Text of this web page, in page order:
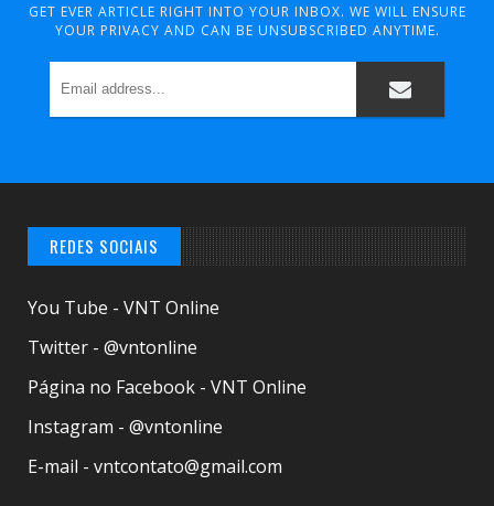
GET EVER ARTICLE RIGHT INTO YOUR INBOX. WE WILL ENSURE
YOUR PRIVACY AND CAN BE UNSUBSCRIBED ANYTIME.
REDES SOCIAIS
You Tube - VNT Online
Twitter - @vntonline
Página no Facebook - VNT Online
Instagram - @vntonline
E-mail - vntcontato@gmail.com